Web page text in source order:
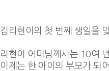
김리현이의 첫 번째 생일을
리현이 어머님께서는 10여
이제는 한 아이의 부모가 되